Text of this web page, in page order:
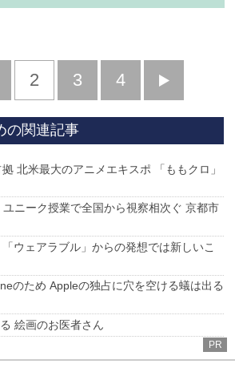
2 3 4
へ
の関連記事
北米最大のアニメエキスポ 「ももクロ」
ニーク授業で全国から視察相次ぐ 京都市
ウェアラブル」からの発想では新しいこ
のため Appleの独占に穴を空ける蟻は出る
絵画のお医者さん
PR